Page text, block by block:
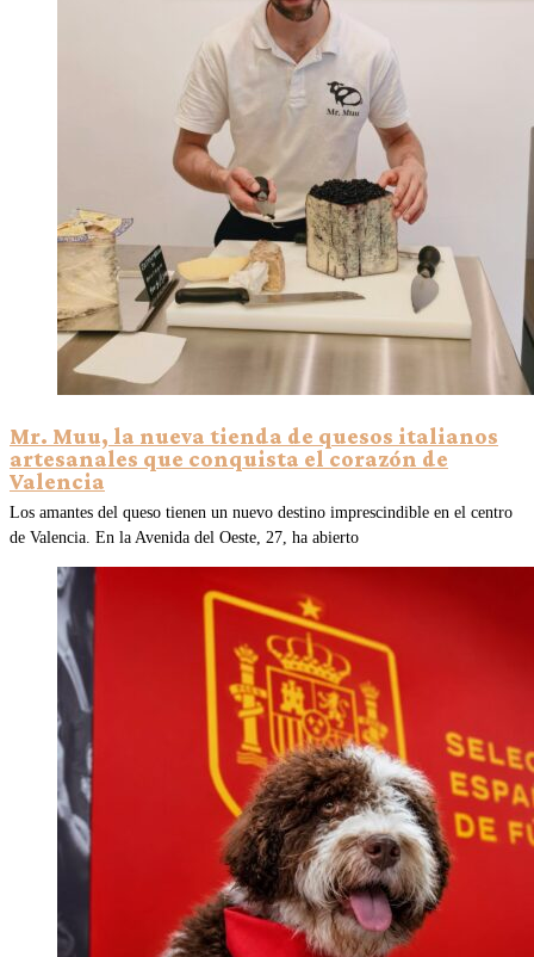
Mr. Muu, la nueva tienda de quesos italianos
artesanales que conquista el corazón de
Valencia
Los amantes del queso tienen un nuevo destino imprescindible en el centro
de Valencia. En la Avenida del Oeste, 27, ha abierto